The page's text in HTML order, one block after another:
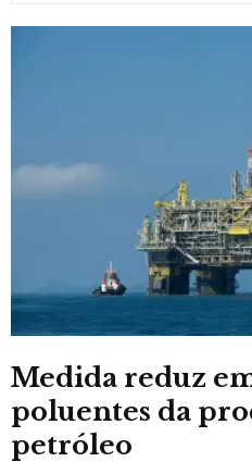
Medida reduz
poluentes da
petróleo